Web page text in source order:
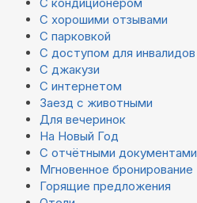
С хорошими отзывами
С парковкой
С доступом для инвалидов
С джакузи
С интернетом
Заезд с животными
Для вечеринок
На Новый Год
С отчётными документами
Мгновенное бронирование
Горящие предложения